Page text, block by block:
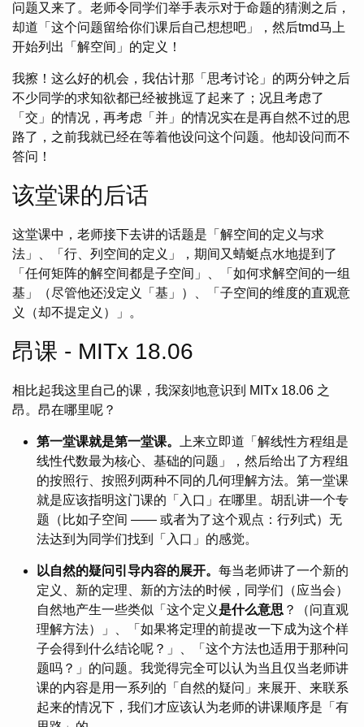
问题又来了。老师令同学们举手表示对于命题的猜测之后，
却道「这个问题留给你们课后自己想想吧」，然后tmd马上
开始列出「解空间」的定义！
我擦！这么好的机会，我估计那「思考讨论」的两分钟之后
不少同学的求知欲都已经被挑逗了起来了；况且考虑了
「交」的情况，再考虑「并」的情况实在是再自然不过的思
路了，之前我就已经在等着他设问这个问题。他却设问而不
答问！
该堂课的后话
这堂课中，老师接下去讲的话题是「解空间的定义与求
法」、「行、列空间的定义」，期间又蜻蜓点水地提到了
「任何矩阵的解空间都是子空间」、「如何求解空间的一组
基」（尽管他还没定义「基」）、「子空间的维度的直观意
义（却不提定义）」。
昂课 - MITx 18.06
相比起我这里自己的课，我深刻地意识到 MITx 18.06 之
昂。昂在哪里呢？
第一堂课就是第一堂课。
上来立即道「解线性方程组是
线性代数最为核心、基础的问题」，然后给出了方程组
的按照行、按照列两种不同的几何理解方法。第一堂课
就是应该指明这门课的「入口」在哪里。胡乱讲一个专
题（比如子空间 —— 或者为了这个观点：行列式）无
法达到为同学们找到「入口」的感觉。
以自然的疑问引导内容的展开。 每当老师讲了一个新的
定义、新的定理、新的方法的时候，同学们（应当会）
自然地产生一些类似「这个定义是什么意思 ？（问直观
理解方法）」、「如果将定理的前提改一下成为这个样
子会得到什么结论呢？」、「这个方法也适用于那种问
题吗？」的问题。我觉得完全可以认为当且仅当老师讲
课的内容是用一系列的「自然的疑问」来展开、来联系
起来的情况下，我们才应该认为老师的讲课顺序是「有